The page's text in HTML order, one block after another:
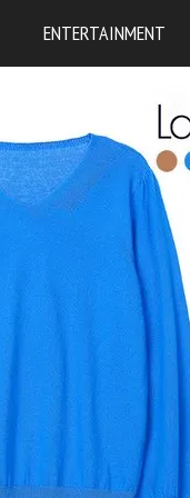
ENTERTAINMENT